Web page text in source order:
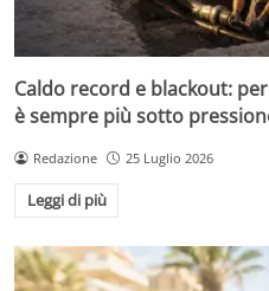
Caldo record e blackout:
è sempre più sotto
Redazione 25 Luglio 2026
Leggi di più